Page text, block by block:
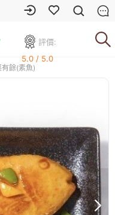
評價:
5.0 / 5.0
有餘(素魚)